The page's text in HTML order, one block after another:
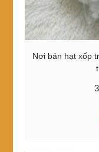
Nơi bán hạt xốp